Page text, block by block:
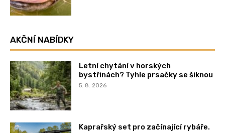
AKČNÍ NABÍDKY
Letní chytání v horských
bystřinách? Tyhle prsačky se šiknou
5. 8. 2026
Kaprařský set pro začínající rybáře.